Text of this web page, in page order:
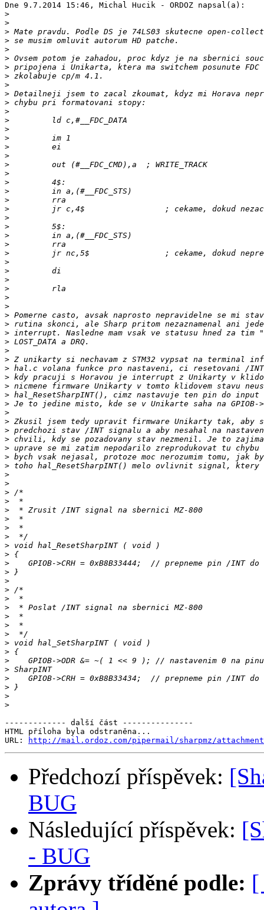
Dne 9.7.2014 15:46, Michal Hucik - ORDOZ napsal(a):
>
>
>
>
>
>
>
>
>
>
>
>
>
>
>
>
>
>
>
>
>
>
>
>
>
>
>
>
>
>
>
>
>
>
>
>
>
>
>
>
>
>
>
>
>
>
>
>
>
>
>
>
>
>
>
>
>
>
>
>
>
>
>
>
>
>
>
>
>
>
>
>
>
>
>
>
>
>
>
------------- další část ---------------
HTML příloha byla odstraněna...
URL:
http://mail.ordoz.com/pipermail/sharpmz/
Předchozí příspěvek:
BUG
Následující příspěvek:
- BUG
Zprávy tříděné podle: [